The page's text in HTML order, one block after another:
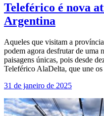
Teleférico é nova
Argentina
Aqueles que visitam a
podem agora desfrutar de uma
paisagens únicas, pois desde
Teleférico AlaDelta, que une
31 de janeiro de 2025